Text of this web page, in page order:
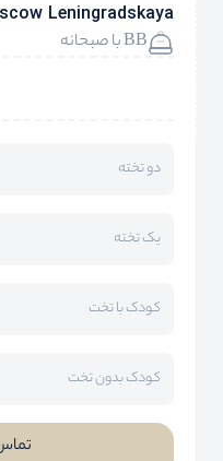
Leningradskaya
BB با صبحانه
دو تخته
یک تخته
کودک با تخت
کودک بدون تخت